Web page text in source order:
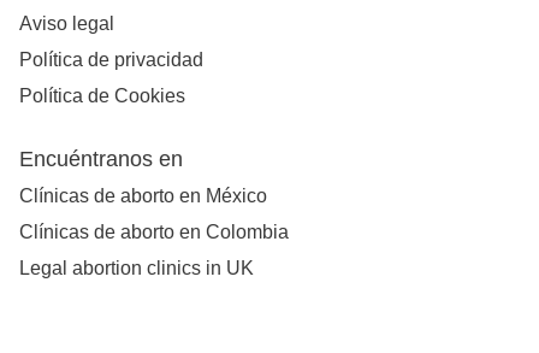
Aviso legal
Política de privacidad
Política de Cookies
Encuéntranos en
Clínicas de aborto en México
Clínicas de aborto en Colombia
Legal abortion clinics in UK